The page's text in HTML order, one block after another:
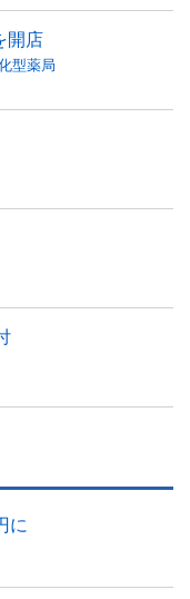
開店
型薬局
に